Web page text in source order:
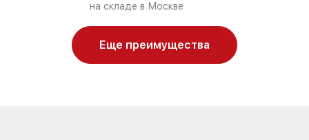
на складе в Москве
Еще преимущества